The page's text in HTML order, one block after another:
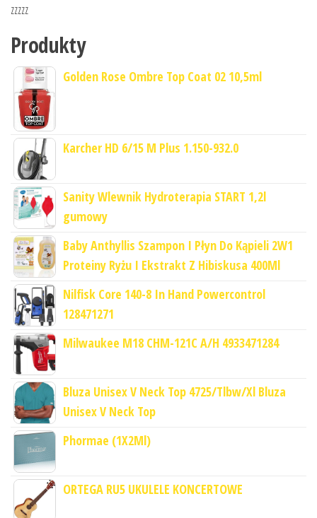
zzzzz
Produkty
Golden Rose Ombre Top Coat 02 10,5ml
Karcher HD 6/15 M Plus 1.150-932.0
Sanity Wlewnik Hydroterapia START 1,2l
gumowy
Baby Anthyllis Szampon I Płyn Do Kąpieli 2W1
Proteiny Ryżu I Ekstrakt Z Hibiskusa 400Ml
Nilfisk Core 140-8 In Hand Powercontrol
128471271
Milwaukee M18 CHM-121C A/H 4933471284
Bluza Unisex V Neck Top 4725/Tlbw/Xl Bluza
Unisex V Neck Top
Phormae (1X2Ml)
ORTEGA RU5 UKULELE KONCERTOWE